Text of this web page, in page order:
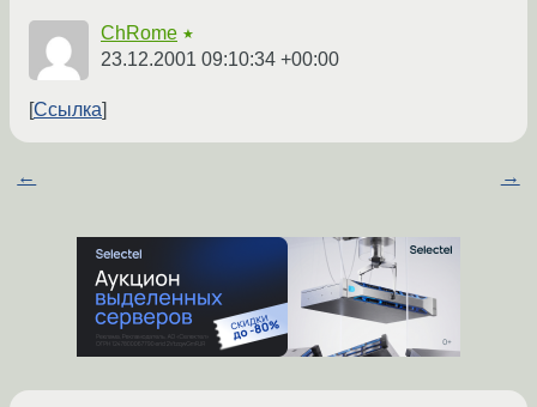
ChRome ★
23.12.2001 09:10:34 +00:00
Ссылка
← →